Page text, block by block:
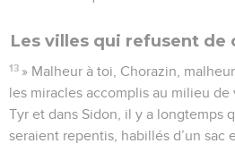
Les villes qui refusent de
13 » Malheur à toi, Chorazin,
les miracles accomplis au milieu
Tyr et dans Sidon, il y a longtemps
seraient repentis, habillés d’un sac